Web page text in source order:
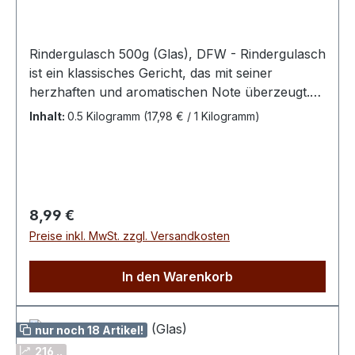
Rindergulasch 500g (Glas), DFW - Rindergulasch
ist ein klassisches Gericht, das mit seiner
herzhaften und aromatischen Note überzeugt.
Zartes Rindfleisch wird hierbei in einer
Milchzuckererzeugnis, Reismehl, färbendes
Lebensmittel: Karamellzuckersirup), Zwiebeln,
Tomatenmark, Salz, Rapsöl, Gewürze,
Suppengemüse in veränderlichen
Zucker, Rotwein.Nährwerte:Durchschnittliche
Nährwerte je 100gBrennwert 411kj/98kcalFett
Inhalt: 0.5 Kilogramm (17,98 € / 1 Kilogramm)
Regulärer Preis:
8,99 €
Preise inkl. MwSt. zzgl. Versandkosten
In den Warenkorb
nur noch 18 Artikel!
216 ..